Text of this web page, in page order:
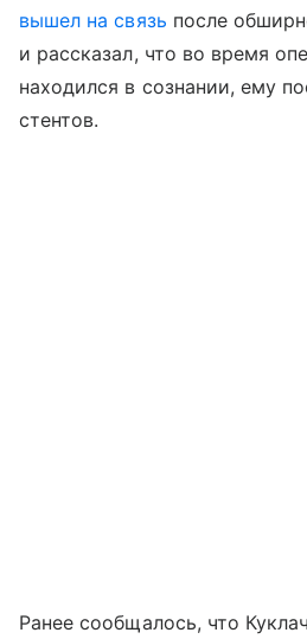
вышел на связь после
и рассказал, что во время
находился в сознании, ему
стентов.
Ранее сообщалось, что